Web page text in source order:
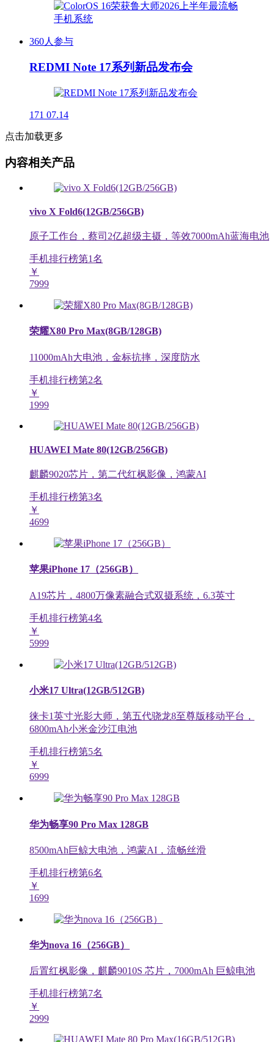
360人参与
REDMI Note 17系列新品发布会
171 07.14
点击加载更多
内容相关产品
vivo X Fold6(12GB/256GB)
原子工作台，蔡司2亿超级主摄，等效7000mAh蓝海电池
手机排行榜第1名
￥
7999
荣耀X80 Pro Max(8GB/128GB)
11000mAh大电池，金标抗摔，深度防水
手机排行榜第2名
￥
1999
HUAWEI Mate 80(12GB/256GB)
麒麟9020芯片，第二代红枫影像，鸿蒙AI
手机排行榜第3名
￥
4699
苹果iPhone 17（256GB）
A19芯片，4800万像素融合式双摄系统，6.3英寸
手机排行榜第4名
￥
5999
小米17 Ultra(12GB/512GB)
徕卡1英寸光影大师，第五代骁龙8至尊版移动平台，
6800mAh小米金沙江电池
手机排行榜第5名
￥
6999
华为畅享90 Pro Max 128GB
8500mAh巨鲸大电池，鸿蒙AI，流畅丝滑
手机排行榜第6名
￥
1699
华为nova 16（256GB）
后置红枫影像，麒麟9010S 芯片，7000mAh 巨鲸电池
手机排行榜第7名
￥
2999